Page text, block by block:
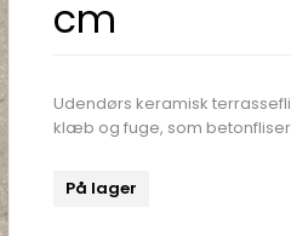
cm
Udendørs keramisk
klæb og fuge, som
På lager